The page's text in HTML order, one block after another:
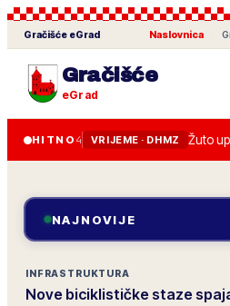
Gračišće eGrad Naslovnica
Gračišće
eGrad
HITNO 4 VRIJEME · DHMZ
NAJNOVIJE
INFRASTRUKTURA
Nove biciklističke staze